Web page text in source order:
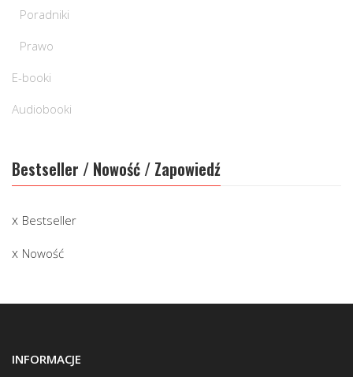
Poradniki
Prawo
E-booki
Audiobooki
Bestseller / Nowość / Zapowiedź
Bestseller
Nowość
INFORMACJE